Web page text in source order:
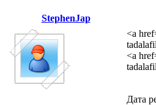
StephenJap
<a
<a
Дата